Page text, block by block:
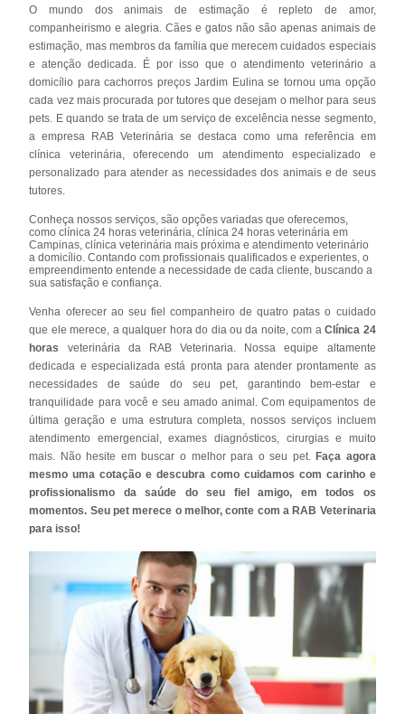
O mundo dos animais de estimação é repleto de amor,
companheirismo e alegria. Cães e gatos não são apenas animais de
estimação, mas membros da família que merecem cuidados especiais
e atenção dedicada. É por isso que o atendimento veterinário a
domicílio para cachorros preços Jardim Eulina se tornou uma opção
cada vez mais procurada por tutores que desejam o melhor para seus
pets. E quando se trata de um serviço de excelência nesse segmento,
a empresa RAB Veterinária se destaca como uma referência em
clínica veterinária, oferecendo um atendimento especializado e
personalizado para atender as necessidades dos animais e de seus
tutores.
Conheça nossos serviços, são opções variadas que oferecemos,
como clínica 24 horas veterinária, clínica 24 horas veterinária em
Campinas, clínica veterinária mais próxima e atendimento veterinário
a domicílio. Contando com profissionais qualificados e experientes, o
empreendimento entende a necessidade de cada cliente, buscando a
sua satisfação e confiança.
Venha oferecer ao seu fiel companheiro de quatro patas o cuidado
que ele merece, a qualquer hora do dia ou da noite, com aClínica 24
horas
veterinária da RAB Veterinaria. Nossa equipe altamente
dedicada e especializada está pronta para atender prontamente as
necessidades de saúde do seu pet, garantindo bem-estar e
tranquilidade para você e seu amado animal. Com equipamentos de
última geração e uma estrutura completa, nossos serviços incluem
atendimento emergencial, exames diagnósticos, cirurgias e muito
mais. Não hesite em buscar o melhor para o seu pet.Faça agora
mesmo uma cotação e descubra como cuidamos com carinho e
profissionalismo da saúde do seu fiel amigo, em todos os
momentos. Seu pet merece o melhor, conte com a RAB Veterinaria
para isso!